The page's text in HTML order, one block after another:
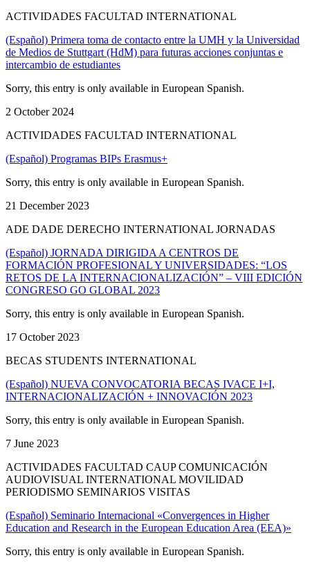
ACTIVIDADES FACULTAD INTERNATIONAL
(Español) Primera toma de contacto entre la UMH y la Universidad
de Medios de Stuttgart (HdM) para futuras acciones conjuntas e
intercambio de estudiantes
Sorry, this entry is only available in European Spanish.
2 October 2024
ACTIVIDADES FACULTAD INTERNATIONAL
(Español) Programas BIPs Erasmus+
Sorry, this entry is only available in European Spanish.
21 December 2023
ADE DADE DERECHO INTERNATIONAL JORNADAS
(Español) JORNADA DIRIGIDA A CENTROS DE
FORMACIÓN PROFESIONAL Y UNIVERSIDADES: “LOS
RETOS DE LA INTERNACIONALIZACIÓN” – VIII EDICIÓN
CONGRESO GO GLOBAL 2023
Sorry, this entry is only available in European Spanish.
17 October 2023
BECAS STUDENTS INTERNATIONAL
(Español) NUEVA CONVOCATORIA BECAS IVACE I+I,
INTERNACIONALIZACIÓN + INNOVACIÓN 2023
Sorry, this entry is only available in European Spanish.
7 June 2023
ACTIVIDADES FACULTAD CAUP COMUNICACIÓN
AUDIOVISUAL INTERNATIONAL MOVILIDAD
PERIODISMO SEMINARIOS VISITAS
(Español) Seminario Internacional «Convergences in Higher
Education and Research in the European Education Area (EEA)»
Sorry, this entry is only available in European Spanish.